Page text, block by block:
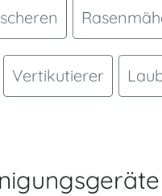
Vertikutierer